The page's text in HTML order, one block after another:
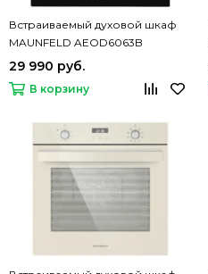
Встраиваемый духовой шкаф
MAUNFELD AEOD6063B
29 990 руб.
В корзину